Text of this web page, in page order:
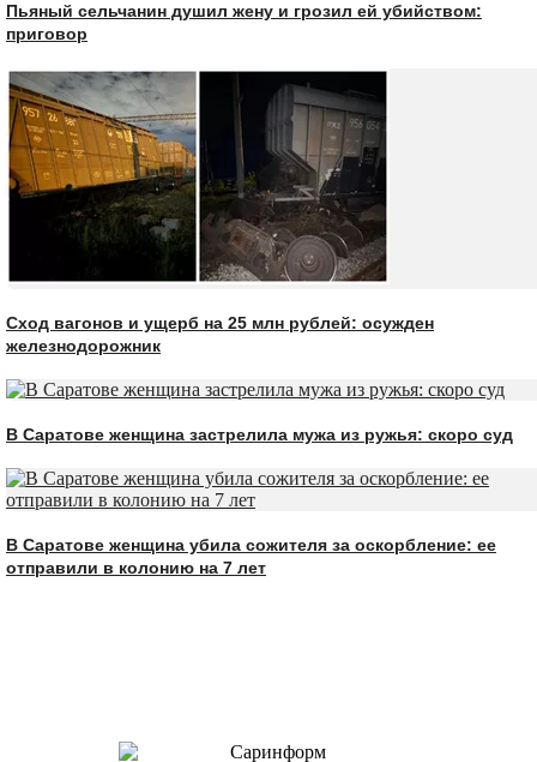
Пьяный сельчанин душил жену и грозил ей убийством:
приговор
Сход вагонов и ущерб на 25 млн рублей: осужден
железнодорожник
В Саратове женщина застрелила мужа из ружья: скоро суд
В Саратове женщина убила сожителя за оскорбление: ее
отправили в колонию на 7 лет